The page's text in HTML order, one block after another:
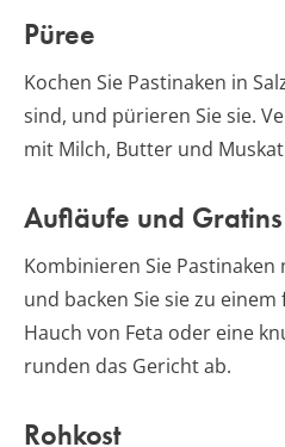
Püree
Kochen Sie Pastinaken in
sind, und pürieren Sie sie.
mit Milch, Butter und
Aufläufe und Gratins
Kombinieren Sie
und backen Sie sie zu
Hauch von Feta oder eine
runden das Gericht ab.
Rohkost